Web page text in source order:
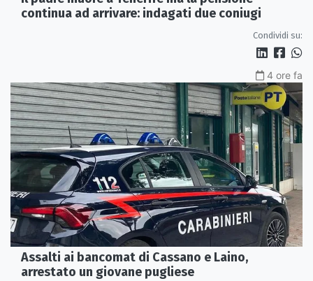
continua ad arrivare: indagati due coniugi
Condividi su:
4 ore fa
Assalti ai bancomat di Cassano e Laino,
arrestato un giovane pugliese